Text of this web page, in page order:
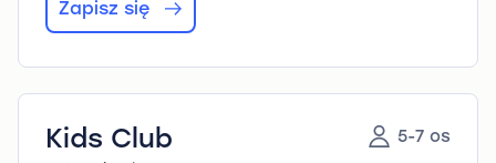
Zapisz się
Kids Club 5-7 os